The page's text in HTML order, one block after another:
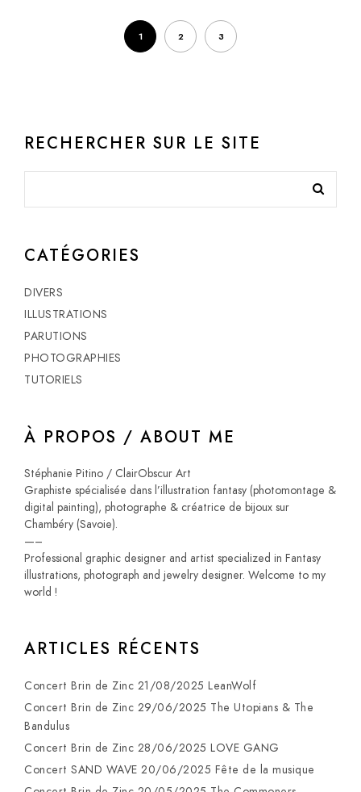
1 2 3
RECHERCHER SUR LE SITE
CATÉGORIES
DIVERS
ILLUSTRATIONS
PARUTIONS
PHOTOGRAPHIES
TUTORIELS
À PROPOS / ABOUT ME
Stéphanie Pitino / ClairObscur Art
Graphiste spécialisée dans l’illustration fantasy (photomontage &
digital painting), photographe & créatrice de bijoux sur
Chambéry (Savoie).
—–
Professional graphic designer and artist specialized in Fantasy
illustrations, photograph and jewelry designer. Welcome to my
world !
ARTICLES RÉCENTS
Concert Brin de Zinc 21/08/2025 LeanWolf
Concert Brin de Zinc 29/06/2025 The Utopians & The
Bandulus
Concert Brin de Zinc 28/06/2025 LOVE GANG
Concert SAND WAVE 20/06/2025 Fête de la musique